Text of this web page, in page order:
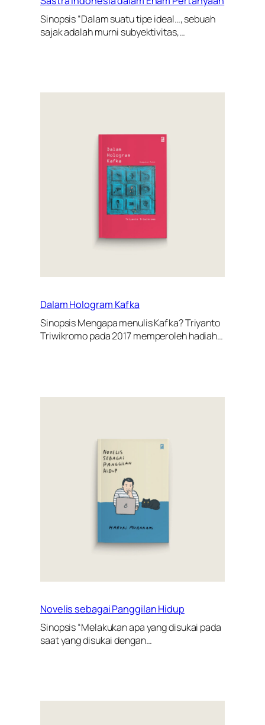
Sinopsis “Dalam suatu tipe ideal…, sebuah
sajak adalah murni subyektivitas,…
Dalam Hologram Kafka
Sinopsis Mengapa menulis Kafka? Triyanto
Triwikromo pada 2017 memperoleh hadiah…
Novelis sebagai Panggilan Hidup
Sinopsis “Melakukan apa yang disukai pada
saat yang disukai dengan…